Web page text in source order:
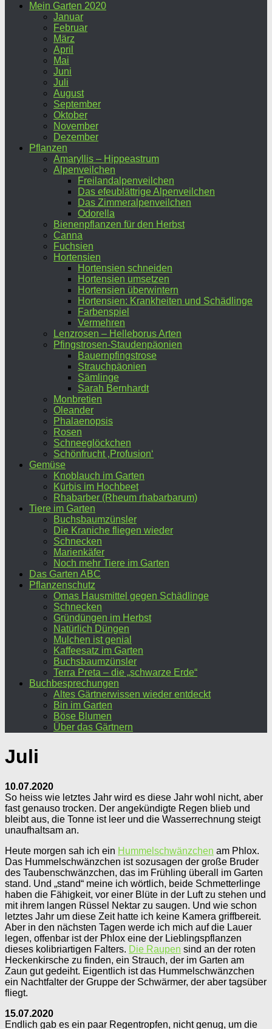
Mein Garten 2020
Januar
Februar
März
April
Mai
Juni
Juli
August
September
Oktober
November
Dezember
Pflanzen
Amaryllis – Hippeastrum
Alpenveilchen
Freilandalpenveilchen
Das efeublättrige Alpenveilchen
Das Zimmeralpenveilchen
Odorella
Bienenpflanzen für den Herbst
Canna
Fuchsien
Hortensien
Hortensien schneiden
Hortensien umsetzen
Hortensien überwintern
Hortensien: Krankheiten und Schädlinge
Farbenspiel
Vermehren
Lenzrosen – Helleborus Arten
Pfingstrosen-Staudenpäonien
Bauernpfingstrose
Strauchpäonien
Sämlinge
Sarah Bernhardt
Monbretien
Oleander
Phalaenopsis
Rosen
Schneeglöckchen
Schönfrucht ‚Profusion‘
Gemüse
Knoblauch im Garten
Kürbis im Hochbeet
Rhabarber (Rheum rhabarbarum)
Tiere im Garten
Buchsbaumzünsler
Die Kraniche fliegen wieder
Schnecken
Marienkäfer
Noch mehr Tiere im Garten
Das Garten ABC
Pflanzenschutz
Omas Hausmittel gegen Schädlinge
Schnecken
Gründüngen im Herbst
Natürlich Düngen
Mulchen ist genial
Kaffeesatz im Garten
Buchsbaumzünsler
Terra Preta – die „schwarze Erde“
Buchbesprechungen
Altes Gärtnerwissen wieder entdeckt
Bin im Garten
Böse Blumen
Über das Gärtnern
Juli
10.07.2020
So heiss wie letztes Jahr wird es diese Jahr wohl nicht, aber
fast genauso trocken. Der angekündigte Regen blieb und
bleibt aus, die Tonne ist leer und die Wasserrechnung steigt
unaufhaltsam an.
Heute morgen sah ich ein Hummelschwänzchen am Phlox.
Das Hummelschwänzchen ist sozusagen der große Bruder
des Taubenschwänzchen, das im Frühling überall im Garten
stand. Und „stand“ meine ich wörtlich, beide Schmetterlinge
haben die Fähigkeit, vor einer Blüte in der Luft zu stehen und
mit ihrem langen Rüssel Nektar zu saugen. Und wie schon
letztes Jahr um diese Zeit hatte ich keine Kamera griffbereit.
Aber in den nächsten Tagen werde ich mich auf die Lauer
legen, offenbar ist der Phlox eine der Lieblingspflanzen
dieses kolibriartigen Falters. Die Raupen sind an der roten
Heckenkirsche zu finden, ein Strauch, der im Garten am
Zaun gut gedeiht. Eigentlich ist das Hummelschwänzchen
ein Nachtfalter der Gruppe der Schwärmer, der aber tagsüber
fliegt.
15.07.2020
Endlich gab es ein paar Regentropfen, nicht genug, um die